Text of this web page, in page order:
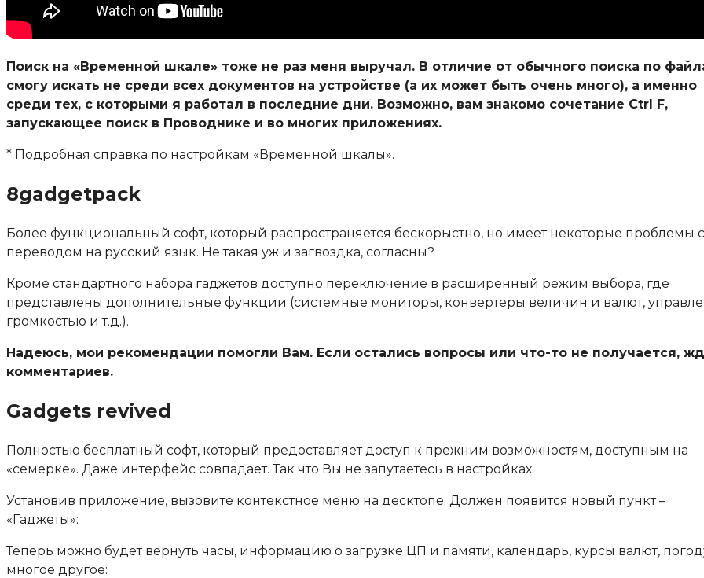
Поиск на «Временной шкале» тоже не раз меня выручал. В отличие от обычного поиска по
смогу искать не среди всех документов на устройстве (а их может быть очень много), а именно
среди тех, с которыми я работал в последние дни. Возможно, вам знакомо сочетание Ctrl F,
запускающее поиск в Проводнике и во многих приложениях.
* Подробная справка по настройкам «Временной шкалы».
8gadgetpack
Более функциональный софт, который распространяется бескорыстно, но имеет некоторые проблемы с
переводом на русский язык. Не такая уж и загвоздка, согласны?
Кроме стандартного набора гаджетов доступно переключение в расширенный режим выбора, где
представлены дополнительные функции (системные мониторы, конвертеры величин и валют,
громкостью и т.д.).
Надеюсь, мои рекомендации помогли Вам. Если остались вопросы или что-то не получается,
комментариев.
Gadgets revived
Полностью бесплатный софт, который предоставляет доступ к прежним возможностям, доступным на
«семерке». Даже интерфейс совпадает. Так что Вы не запутаетесь в настройках.
Установив приложение, вызовите контекстное меню на десктопе. Должен появится новый пункт –
«Гаджеты»:
Теперь можно будет вернуть часы, информацию о загрузке ЦП и памяти, календарь, курсы валют,
многое другое: